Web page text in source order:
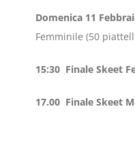
Domenica 11
Femminile (50
15:30 Finale Skeet
17.00 Finale Skeet